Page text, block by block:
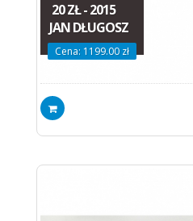
20 ZŁ - 2015
JAN DŁUGOSZ
Cena: 1199.00 zł